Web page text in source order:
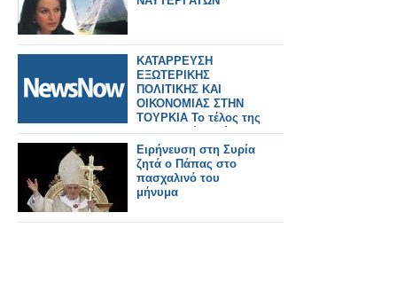
ΚΑΤΑΡΡΕΥΣΗ
ΕΞΩΤΕΡΙΚΗΣ
ΠΟΛΙΤΙΚΗΣ ΚΑΙ
ΟΙΚΟΝΟΜΙΑΣ ΣΤΗΝ
ΤΟΥΡΚΙΑ Το τέλος της
οικονομικής φούσκας
Ειρήνευση στη Συρία
ζητά ο Πάπας στο
πασχαλινό του
μήνυμα